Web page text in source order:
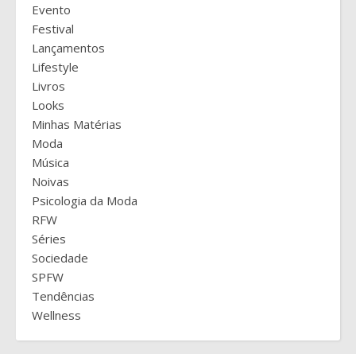
Evento
Festival
Lançamentos
Lifestyle
Livros
Looks
Minhas Matérias
Moda
Música
Noivas
Psicologia da Moda
RFW
Séries
Sociedade
SPFW
Tendências
Wellness